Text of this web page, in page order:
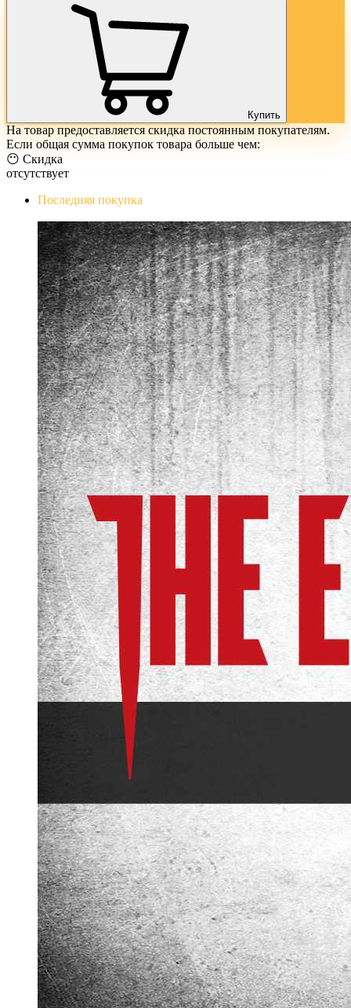
Купить
На товар предоставляется скидка постоянным покупателям.
Если общая сумма покупок товара больше чем:
😶 Скидка
отсутствует
Последняя покупка